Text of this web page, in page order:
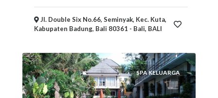
Jl. Double Six No.66, Seminyak, Kec. Kuta,
Kabupaten Badung, Bali 80361 - Bali, BALI
SPA KELUARGA